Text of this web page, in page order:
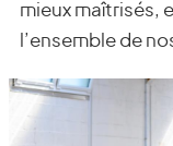
mieux maîtrisés,
l’ensemble de